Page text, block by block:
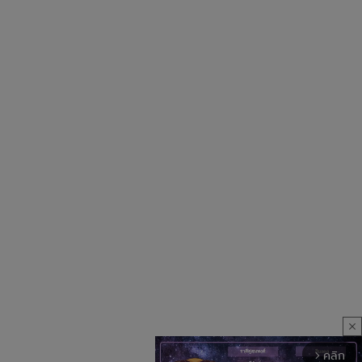
close
arrow_forward_ios คลิก